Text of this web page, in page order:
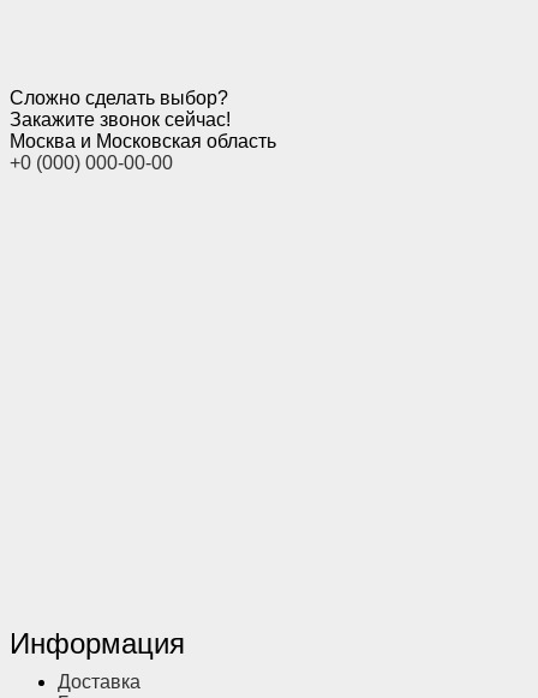
Сложно сделать выбор?
Закажите звонок сейчас!
Москва и Московская область
+0 (000) 000-00-00
Информация
Доставка